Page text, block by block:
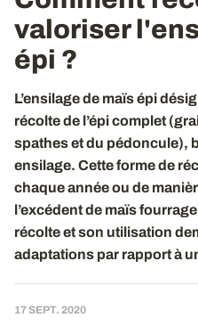
valoriser
épi ?
L’ensilage de maïs épi
récolte de l’épi complet
spathes et du pédoncule),
ensilage. Cette forme de
chaque année ou de
l’excédent de maïs
récolte et son utilisation
adaptations par rapport à
17 SEPT. 2020